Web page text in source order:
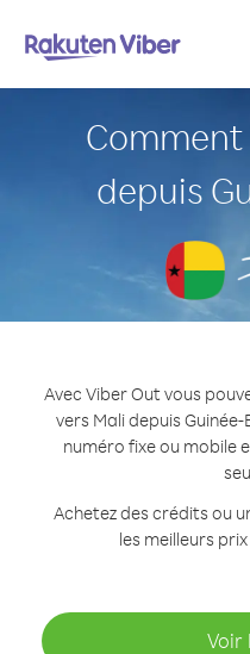
depuis
Avec Viber Out vous
vers Mali depuis Guinée-
numéro fixe ou mobile
Achetez des crédits ou
les meilleurs
Voir